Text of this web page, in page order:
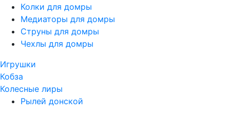
Колки для домры
Медиаторы для домры
Струны для домры
Чехлы для домры
Игрушки
Кобза
Колесные лиры
Рылей донской